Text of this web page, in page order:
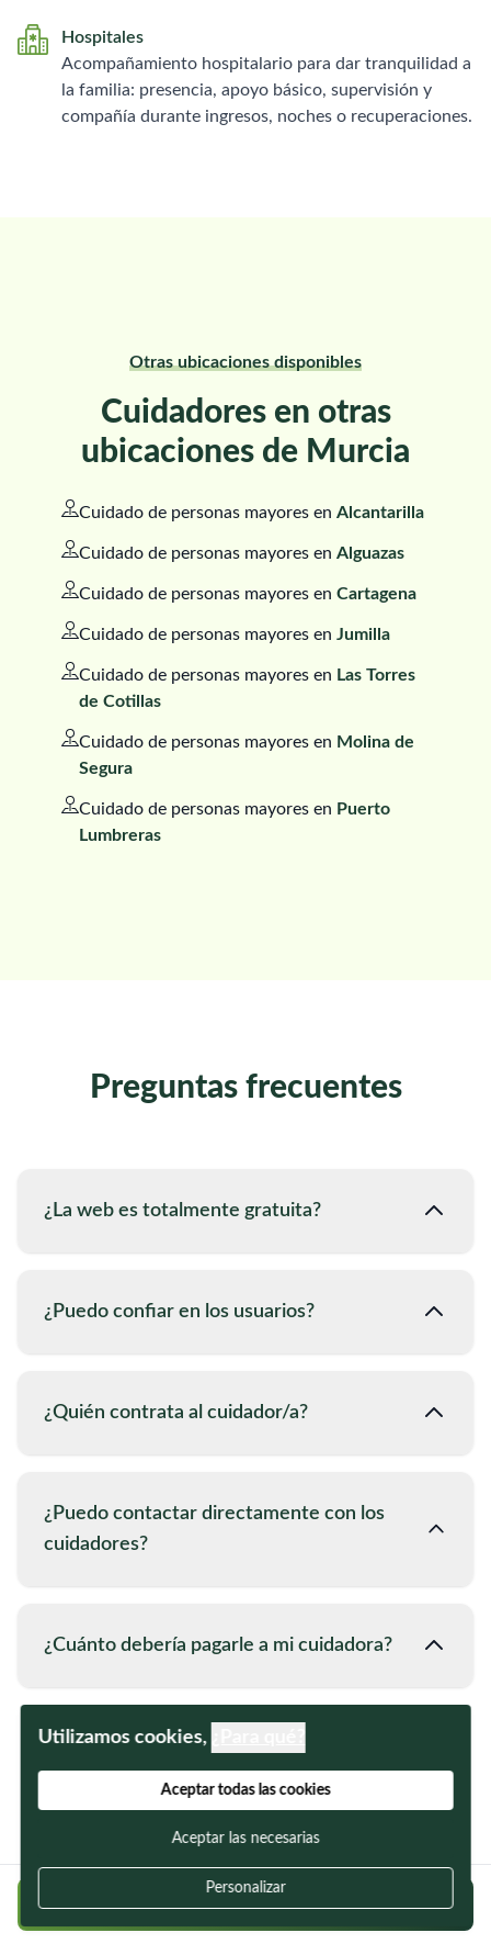
Hospitales
Acompañamiento hospitalario para dar tranquilidad a
la familia: presencia, apoyo básico, supervisión y
compañía durante ingresos, noches o recuperaciones.
Otras ubicaciones disponibles
Cuidadores en otras
ubicaciones de Murcia
Cuidado de personas mayores en Alcantarilla
Cuidado de personas mayores en Alguazas
Cuidado de personas mayores en Cartagena
Cuidado de personas mayores en Jumilla
Cuidado de personas mayores en Las Torres
de Cotillas
Cuidado de personas mayores en Molina de
Segura
Cuidado de personas mayores en Puerto
Lumbreras
Preguntas frecuentes
¿La web es totalmente gratuita?
¿Puedo confiar en los usuarios?
¿Quién contrata al cuidador/a?
¿Puedo contactar directamente con los
cuidadores?
¿Cuánto debería pagarle a mi cuidadora?
Regístrate gratis y encuentra a tu cuidador
Utilizamos cookies,
Aceptar todas las cookies
Aceptar las necesarias
Personalizar